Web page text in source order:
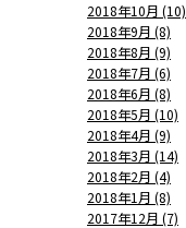
2018年10月 (10)
2018年9月 (8)
2018年8月 (9)
2018年7月 (6)
2018年6月 (8)
2018年5月 (10)
2018年4月 (9)
2018年3月 (14)
2018年2月 (4)
2018年1月 (8)
2017年12月 (7)